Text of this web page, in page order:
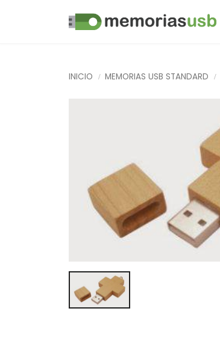
INICIO MEMORIAS USB STANDARD